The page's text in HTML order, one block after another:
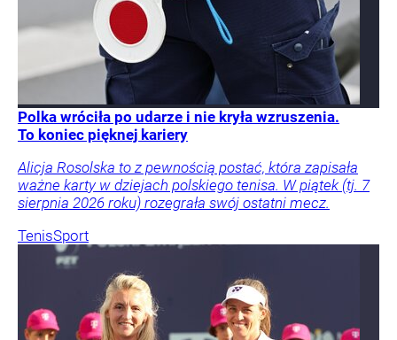
Polka wróciła po udarze i nie kryła wzruszenia.
To koniec pięknej kariery
Alicja Rosolska to z pewnością postać, która zapisała
ważne karty w dziejach polskiego tenisa. W piątek (tj. 7
sierpnia 2026 roku) rozegrała swój ostatni mecz.
TenisSport